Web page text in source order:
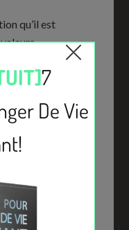
qu’il est
par les
il faut déjà
propres
solidement
nous ne sommes
pas être
pour les
situation est